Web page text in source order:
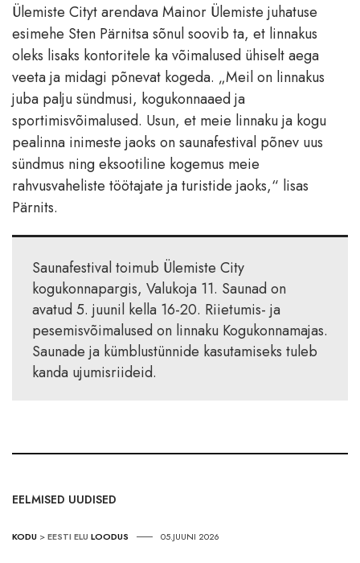
Ülemiste Cityt arendava Mainor Ülemiste juhatuse
esimehe Sten Pärnitsa sõnul soovib ta, et linnakus
oleks lisaks kontoritele ka võimalused ühiselt aega
veeta ja midagi põnevat kogeda. „Meil on linnakus
juba palju sündmusi, kogukonnaaed ja
sportimisvõimalused. Usun, et meie linnaku ja kogu
pealinna inimeste jaoks on saunafestival põnev uus
sündmus ning eksootiline kogemus meie
rahvusvaheliste töötajate ja turistide jaoks,“ lisas
Pärnits.
Saunafestival toimub Ülemiste City
kogukonnapargis, Valukoja 11. Saunad on
avatud 5. juunil kella 16-20. Riietumis- ja
pesemisvõimalused on linnaku Kogukonnamajas.
Saunade ja kümblustünnide kasutamiseks tuleb
kanda ujumisriideid.
EELMISED UUDISED
KODU >EESTI ELU LOODUS 05.JUUNI 2026